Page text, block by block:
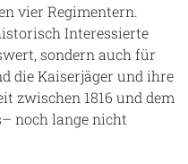
vier Regimentern.
Interessierte
sondern auch für
die Kaiserjäger und ihre
zwischen 1816 und dem
noch lange nicht